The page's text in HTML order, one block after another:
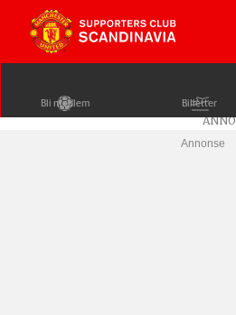
Bli medlem Billetter
Annonse